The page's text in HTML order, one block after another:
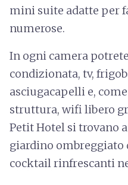
mini suite adatte per
numerose.
In ogni camera
condizionata, tv,
asciugacapelli e,
struttura, wifi libero
Petit Hotel si trovano
giardino ombreggiato
cocktail rinfrescanti